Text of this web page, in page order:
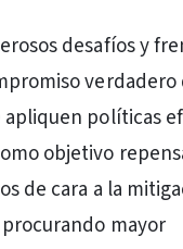
desafíos y
verdadero
políticas
objetivo
de cara a la
mayor